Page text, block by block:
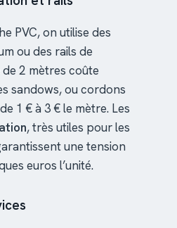
PVC, on utilise des
ou des rails de
2 mètres coûte
sandows, ou cordons
1 € à 3 € le mètre. Les
, très utiles pour les
une tension
euros l’unité.